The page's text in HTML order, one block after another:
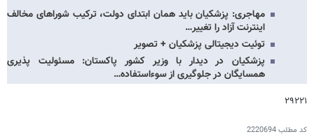
مهاجری: پزشکیان باید همان ابتدای دولت، ترکیب شوراهای مخالف
اینترنت آزاد را تغییر…
توئیت دیجیتالی پزشکیان + تصویر
پزشکیان در دیدار با وزیر کشور پاکستان: مسئولیت پذیری
همسایگان در جلوگیری از سوءاستفاده…
۲۹۲۲۱
کد مطلب2220694